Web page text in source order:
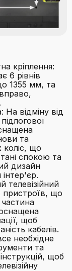
кріплення:
6 рівнів
1355 мм, та
На відміну від
та
коліс, що
спокою та
дизайн
телевізійний
пристроїв, що
щоб
кабелів.
необхідне
та
щоб